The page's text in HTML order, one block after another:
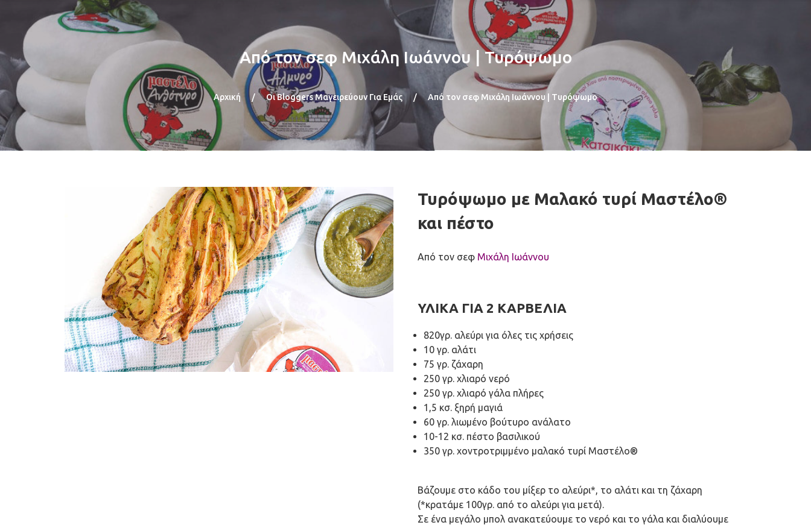
Από τον σεφ Μιχάλη Ιωάννου | Τυρόψωμο
Αρχική / Οι Bloggers Μαγειρεύουν Για Εμάς / Από τον σεφ Μιχάλη Ιωάννου | Τυρόψωμο
Τυρόψωμο με Μαλακό τυρί Μαστέλο®
και πέστο
Από τον σεφ Μιχάλη Ιωάννου
ΥΛΙΚΑ ΓΙΑ 2 ΚΑΡΒΕΛΙΑ
820γρ. αλεύρι για όλες τις χρήσεις
10 γρ. αλάτι
75 γρ. ζάχαρη
250 γρ. χλιαρό νερό
250 γρ. χλιαρό γάλα πλήρες
1,5 κσ. ξηρή μαγιά
60 γρ. λιωμένο βούτυρο ανάλατο
10-12 κσ. πέστο βασιλικού
350 γρ. χοντροτριμμένο μαλακό τυρί Μαστέλο®
Βάζουμε στο κάδο του μίξερ το αλεύρι*, το αλάτι και τη ζάχαρη
(*κρατάμε 100γρ. από το αλεύρι για μετά).
Σε ένα μεγάλο μπολ ανακατεύουμε το νερό και το γάλα και διαλύουμε